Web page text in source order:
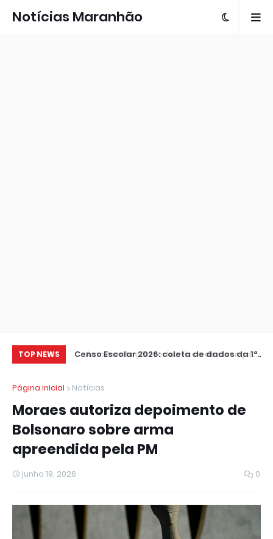
Notícias Maranhão
TOP NEWS
Censo Escolar 2026: coleta de dados da 1ª
Amamentação reduz risco de doença
Página inicial
Notícias
Moraes autoriza depoimento de
Bolsonaro sobre arma
apreendida pela PM
junho 19, 2026 0